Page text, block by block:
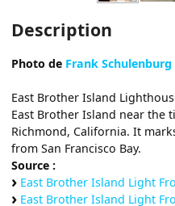
Description
Photo de Frank Schulenburg
East Brother Island
East Brother Island near the
Richmond, California. It
from San Francisco Bay.
Source :
East Brother Island Light
East Brother Island Light